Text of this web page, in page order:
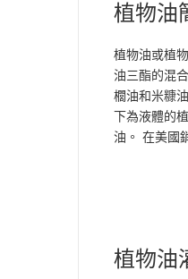
植物油
植物油或植
油三酯的混
櫚油和米糠
下為液體的
油。 在美國
植物油